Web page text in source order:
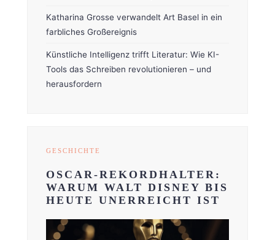
Katharina Grosse verwandelt Art Basel in ein
farbliches Großereignis
Künstliche Intelligenz trifft Literatur: Wie KI-
Tools das Schreiben revolutionieren – und
herausfordern
GESCHICHTE
OSCAR-REKORDHALTER:
WARUM WALT DISNEY BIS
HEUTE UNERREICHT IST